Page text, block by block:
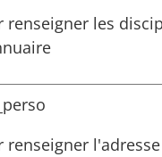
renseigner les